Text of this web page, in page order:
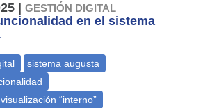
|GESTIÓN DIGITAL
en el sistema